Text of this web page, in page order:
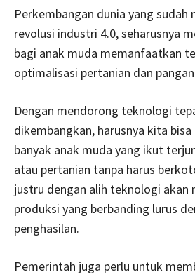
Perkembangan dunia yang sudah
revolusi industri 4.0, seharusnya
bagi anak muda memanfaatkan
optimalisasi pertanian dan
Dengan mendorong teknologi
dikembangkan, harusnya kita
banyak anak muda yang ikut
atau pertanian tanpa harus
justru dengan alih teknologi akan
produksi yang berbanding lurus
penghasilan.
Pemerintah juga perlu untuk